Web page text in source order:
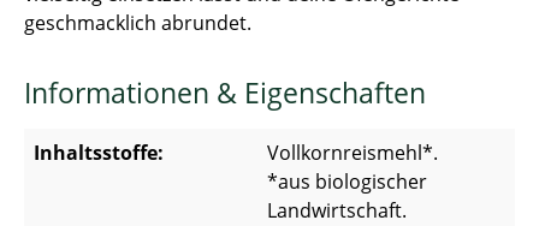
geschmacklich abrundet.
Informationen & Eigenschaften
Inhaltsstoffe:
Vollkornreismehl*.
*aus biologischer
Landwirtschaft.